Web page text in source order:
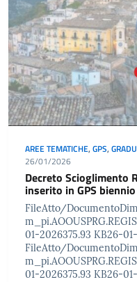
AREE TEMATICHE, GPS,
26/01/2026
Decreto Scioglimento
inserito in GPS
FileAtto/
01-2026375.93 KB26-
FileAtto/
01-2026375.93 KB26-